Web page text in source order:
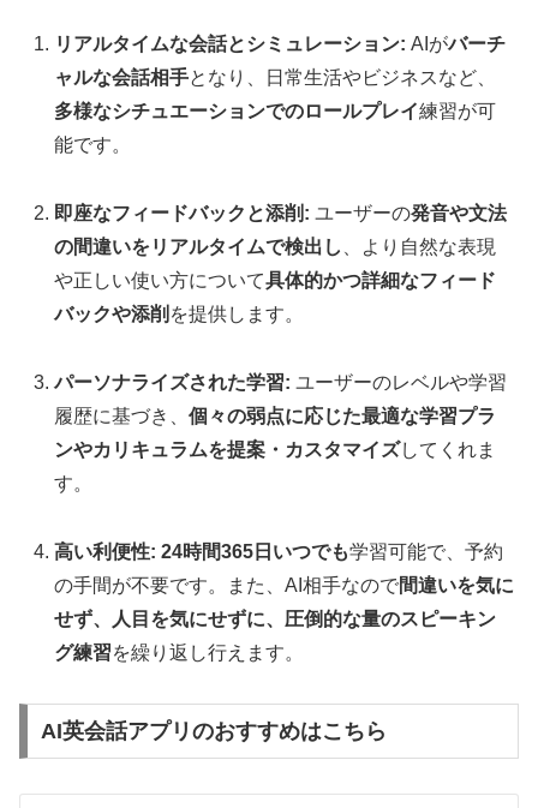
リアルタイムな会話とシミュレーション: AIがバーチ
ャルな会話相手となり、日常生活やビジネスなど、
多様なシチュエーションでのロールプレイ練習が可
能です。
即座なフィードバックと添削: ユーザーの発音や文法
の間違いをリアルタイムで検出し
、より自然な表現
や正しい使い方について具体的かつ詳細なフィード
バックや添削 を提供します。
パーソナライズされた学習: ユーザーのレベルや学習
履歴に基づき、個々の弱点に応じた最適な学習プラ
ンやカリキュラムを提案・カスタマイズしてくれま
す。
高い利便性: 24時間365日いつでも学習可能で、予約
の手間が不要です。また、AI相手なので間違いを気に
せず、人目を気にせずに、圧倒的な量のスピーキン
グ練習を繰り返し行えます。
AI英会話アプリのおすすめはこちら